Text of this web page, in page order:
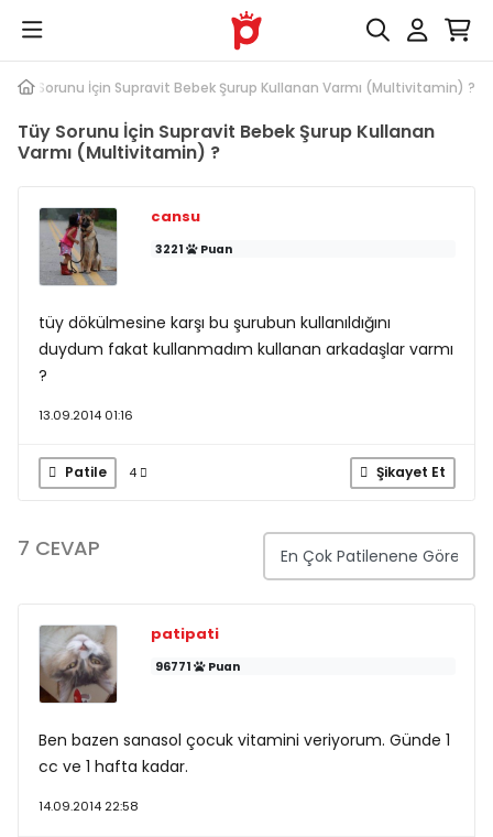
Tüy Sorunu İçin Supravit Bebek Şurup Kullanan Varmı (Multivitamin) ?
Tüy Sorunu İçin Supravit Bebek Şurup Kullanan
Varmı (Multivitamin) ?
cansu
3221 Puan
tüy dökülmesine karşı bu şurubun kullanıldığını
duydum fakat kullanmadım kullanan arkadaşlar varmı
?
13.09.2014 01:16
Patile 4 Şikayet Et
7 CEVAP
patipati
96771 Puan
Ben bazen sanasol çocuk vitamini veriyorum. Günde 1
cc ve 1 hafta kadar.
14.09.2014 22:58